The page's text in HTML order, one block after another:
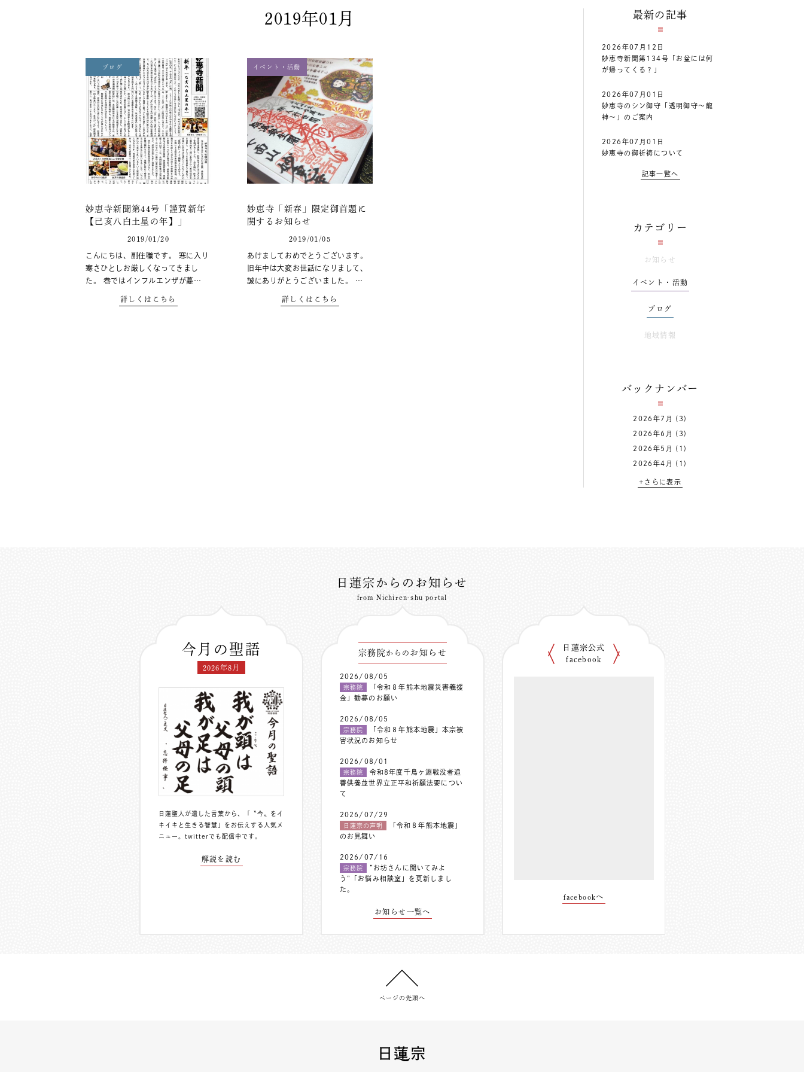
2019年01月
ブログ
妙恵寺新聞第44号「謹賀新年
【己亥八白土星の年】」
2019/01/20
こんにちは、副住職です。 寒に入り
寒さひとしお厳しくなってきまし
た。 巷ではインフルエンザが蔓…
詳しくはこちら
イベント・活動
妙恵寺「新春」限定御首題に
関するお知らせ
2019/01/05
あけましておめでとうございます。
旧年中は大変お世話になりまして、
誠にありがとうございました。 …
詳しくはこちら
最新の記事
2026年07月12日
妙恵寺新聞第134号「お盆には何
が帰ってくる？」
2026年07月01日
妙恵寺のシン御守「透明御守～龍
神～」のご案内
2026年07月01日
妙恵寺の御祈祷について
記事一覧へ
カテゴリー
お知らせ
イベント・活動
ブログ
地域情報
バックナンバー
2026年7月 (3)
2026年6月 (3)
2026年5月 (1)
2026年4月 (1)
+さらに表示
日蓮宗からのお知らせ
from Nichiren-shu portal
今月の聖語
2026年8月
日蓮聖人が遺した言葉から、「〝今〟をイ
キイキと生きる智慧」をお伝えする人気メ
ニュー。 twitterでも配信中 です。
解説を読む
宗務院からの お知らせ
2026/08/05
宗務院
「令和８年熊本地震災害義援
金」勧募のお願い
2026/08/05
宗務院
「令和８年熊本地震」本宗被
害状況のお知らせ
2026/08/01
宗務院
令和8年度千鳥ヶ淵戦没者追
善供養並世界立正平和祈願法要につい
て
2026/07/29
日蓮宗の声明
「令和８年熊本地震」
のお見舞い
2026/07/16
宗務院
”お坊さんに聞いてみよ
う”「お悩み相談室」を更新しまし
た。
お知らせ一覧へ
日蓮宗公式
facebook
facebookへ
ページの先頭へ